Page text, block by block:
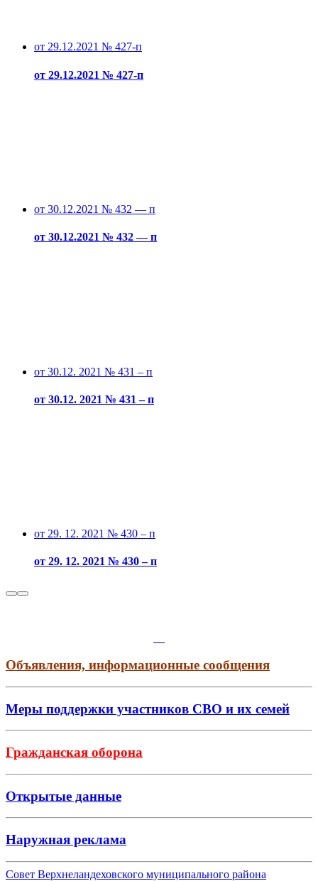
от 29.12.2021 № 427-п
от 29.12.2021 № 427-п
от 30.12.2021 № 432 — п
от 30.12.2021 № 432 — п
от 30.12. 2021 № 431 – п
от 30.12. 2021 № 431 – п
от 29. 12. 2021 № 430 – п
от 29. 12. 2021 № 430 – п
Объявления, информационные сообщения
Меры поддержки участников СВО и их семей
Гражданская оборона
Открытые данные
Наружная реклама
Совет Верхнеландеховского муниципального района